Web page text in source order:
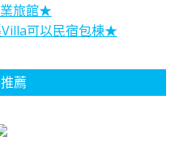
業旅館★
Villa可以民宿包棟★
薦